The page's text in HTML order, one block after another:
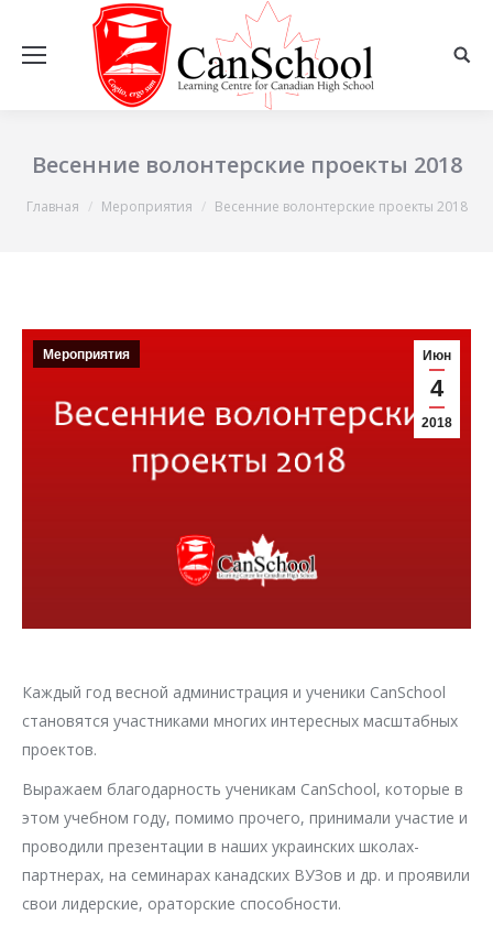
Весенние волонтерские проекты 2018
Вы здесь:
Главная Мероприятия Весенние волонтерские проекты 2018
Июн
4
2018
Мероприятия
Каждый год весной администрация и ученики CanSchool
становятся участниками многих интересных масштабных
проектов.
Выражаем благодарность ученикам CanSchool, которые в
этом учебном году, помимо прочего, принимали участие и
проводили презентации в наших украинских школах-
партнерах, на семинарах канадских ВУЗов и др. и проявили
свои лидерские, ораторские способности.